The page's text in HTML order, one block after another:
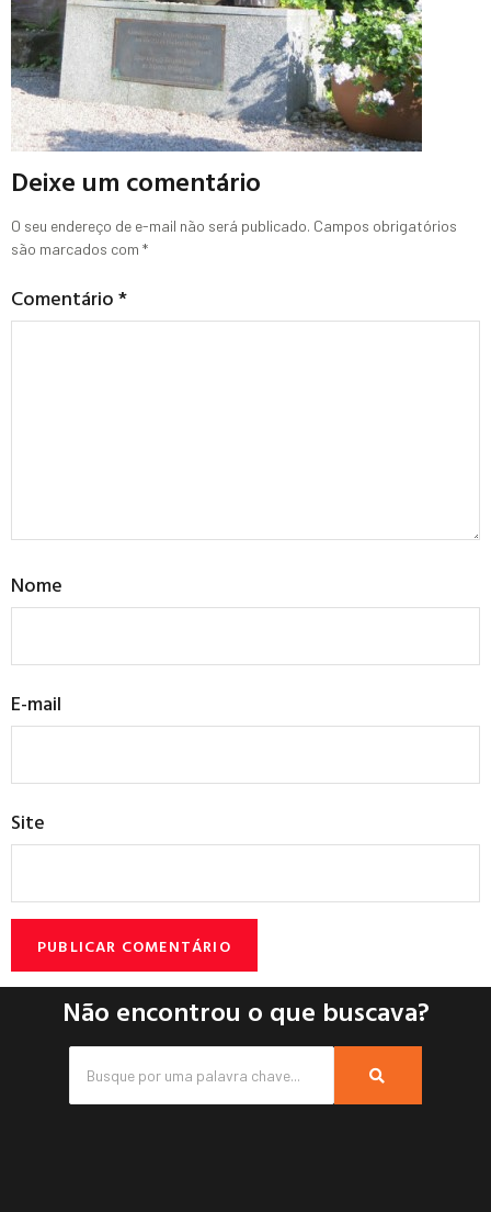
Deixe um comentário
O seu endereço de e-mail não será publicado. Campos obrigatórios
são marcados com *
Comentário*
Nome
E-mail
Site
Não encontrou o que buscava?